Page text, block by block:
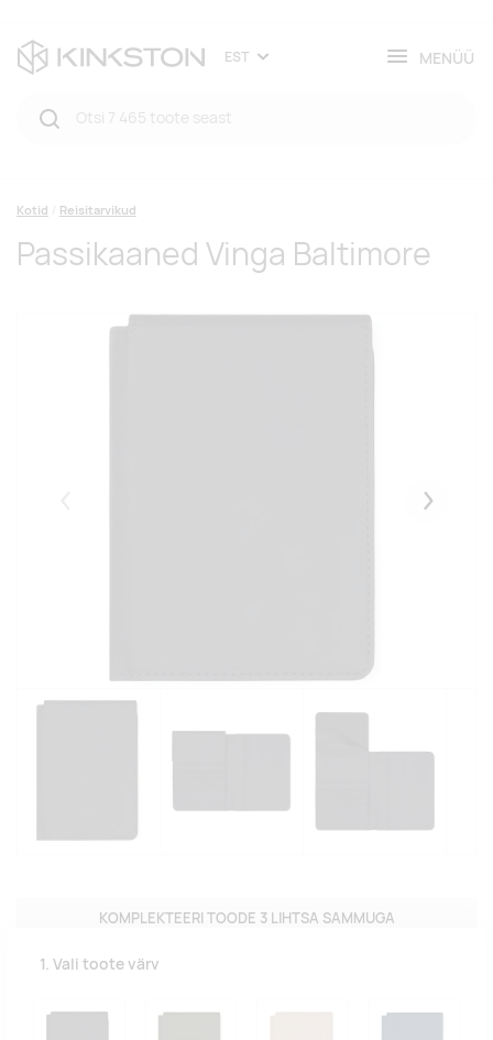
EST MENÜÜ
Kotid Reisitarvikud
Passikaaned Vinga Baltimore
KOMPLEKTEERI TOODE 3 LIHTSA SAMMUGA
1. Vali toote värv